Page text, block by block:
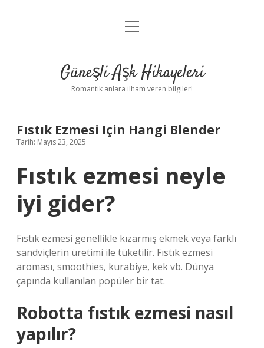
Anasayfa
Yasal Uyarı
menüyü
Güneşli Aşk Hikayeleri
Romantik anlara ilham veren bilgiler!
Fıstık Ezmesi Için Hangi Blender
Tarih: Mayıs 23, 2025
Fıstık ezmesi neyle
iyi gider?
Fıstık ezmesi genellikle kızarmış ekmek veya farklı
sandviçlerin üretimi ile tüketilir. Fıstık ezmesi
aroması, smoothies, kurabiye, kek vb. Dünya
çapında kullanılan popüler bir tat.
Robotta fıstık ezmesi nasıl
yapılır?